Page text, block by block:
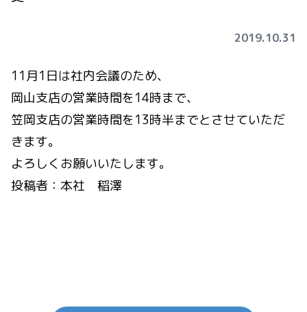
2019.10.31
11月1日は社内会議のため、
岡山支店の営業時間を14時まで、
笠岡支店の営業時間を13時半までとさせていただ
きます。
よろしくお願いいたします。
投稿者：本社 稲澤